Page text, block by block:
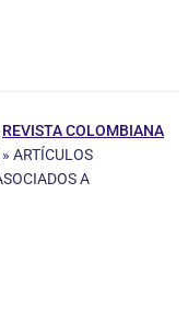
REVISTA COLOMBIANA
» ARTÍCULOS
A